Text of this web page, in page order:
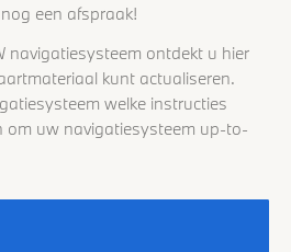
een afspraak!
navigatiesysteem ontdekt u hier
kunt actualiseren.
welke instructies
om uw navigatiesysteem up-to-